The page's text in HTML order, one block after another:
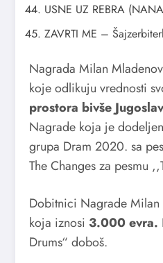
USNE UZ REBRA
ZAVRTI ME –
Nagrada Milan
koje odlikuju vrednosti
prostora bivše
Nagrade koja je
grupa Dram 2020. sa
The Changes za pesmu
Dobitnici Nagrade
koja iznosi 3.000 evra.
Drums“ doboš.